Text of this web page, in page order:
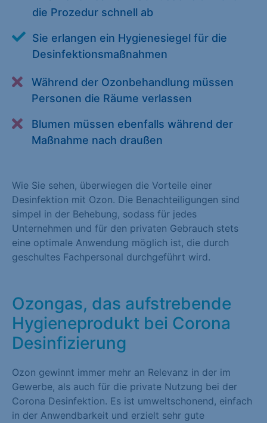
die Prozedur schnell ab
Sie erlangen ein Hygienesiegel für die
Desinfektionsmaßnahmen
Während der Ozonbehandlung müssen
Personen die Räume verlassen
Blumen müssen ebenfalls während der
Maßnahme nach draußen
Wie Sie sehen, überwiegen die Vorteile einer
Desinfektion mit Ozon. Die Benachteiligungen sind
simpel in der Behebung, sodass für jedes
Unternehmen und für den privaten Gebrauch stets
eine optimale Anwendung möglich ist, die durch
geschultes Fachpersonal durchgeführt wird.
Ozongas, das aufstrebende
Hygieneprodukt bei Corona
Desinfizierung
Ozon gewinnt immer mehr an Relevanz in der im
Gewerbe, als auch für die private Nutzung bei der
Corona Desinfektion. Es ist umweltschonend, einfach
in der Anwendbarkeit und erzielt sehr gute
Alle akzeptieren
Zurück
Essenzielle Cookies ermöglichen grundlegende Funktionen und
Cookie-Informationen anzeigen
Informationen helfen uns zu verstehen, wie unsere Besucher
unsere Website nutzen. Statistik Cookies erfassen Informationen
anonym. Diese Informationen helfen uns zu verstehen, wie
unsere Besucher unsere Website nutzen.
Cookie-Informationen anzeigen
Marketing-Cookies werden von Drittanbietern oder Publishern
verwendet, um personalisierte Werbung anzuzeigen. Sie tun
dies, indem sie Besucher über Websites hinweg verfolgen.
Cookie-Informationen anzeigen
Externe Medien (1)
Inhalte von Videoplattformen und Social-Media-Plattformen
werden standardmäßig blockiert. Wenn Cookies von externen